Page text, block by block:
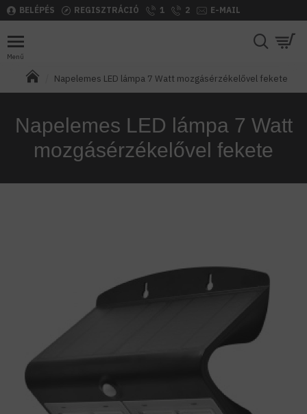
BELÉPÉS REGISZTRÁCIÓ 1 2 E-MAIL
Napelemes LED lámpa 7 Watt mozgásérzékelővel fekete
Napelemes LED lámpa 7 Watt
mozgásérzékelővel fekete